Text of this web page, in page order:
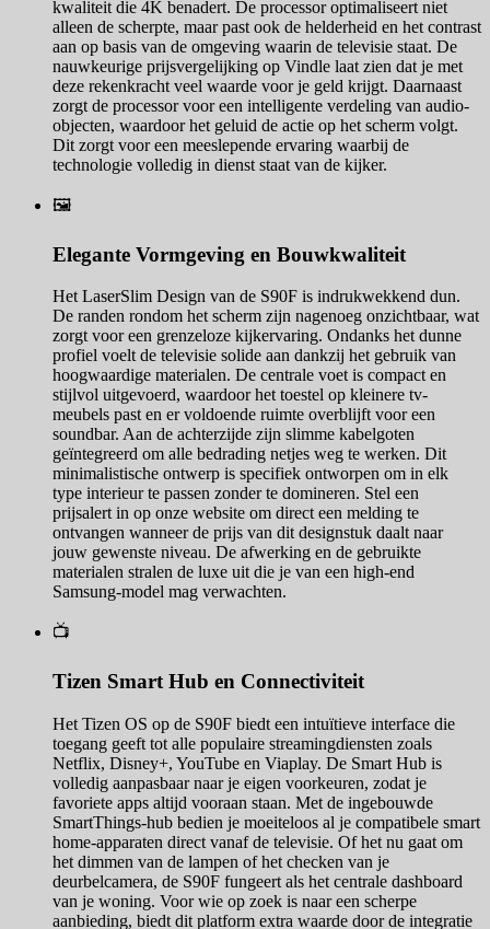
kwaliteit die 4K benadert. De processor optimaliseert niet
alleen de scherpte, maar past ook de helderheid en het contrast
aan op basis van de omgeving waarin de televisie staat. De
nauwkeurige prijsvergelijking op Vindle laat zien dat je met
deze rekenkracht veel waarde voor je geld krijgt. Daarnaast
zorgt de processor voor een intelligente verdeling van audio-
objecten, waardoor het geluid de actie op het scherm volgt.
Dit zorgt voor een meeslepende ervaring waarbij de
technologie volledig in dienst staat van de kijker.
🖼️
Elegante Vormgeving en Bouwkwaliteit
Het LaserSlim Design van de S90F is indrukwekkend dun.
De randen rondom het scherm zijn nagenoeg onzichtbaar, wat
zorgt voor een grenzeloze kijkervaring. Ondanks het dunne
profiel voelt de televisie solide aan dankzij het gebruik van
hoogwaardige materialen. De centrale voet is compact en
stijlvol uitgevoerd, waardoor het toestel op kleinere tv-
meubels past en er voldoende ruimte overblijft voor een
soundbar. Aan de achterzijde zijn slimme kabelgoten
geïntegreerd om alle bedrading netjes weg te werken. Dit
minimalistische ontwerp is specifiek ontworpen om in elk
type interieur te passen zonder te domineren. Stel een
prijsalert in op onze website om direct een melding te
ontvangen wanneer de prijs van dit designstuk daalt naar
jouw gewenste niveau. De afwerking en de gebruikte
materialen stralen de luxe uit die je van een high-end
Samsung-model mag verwachten.
📺
Tizen Smart Hub en Connectiviteit
Het Tizen OS op de S90F biedt een intuïtieve interface die
toegang geeft tot alle populaire streamingdiensten zoals
Netflix, Disney+, YouTube en Viaplay. De Smart Hub is
volledig aanpasbaar naar je eigen voorkeuren, zodat je
favoriete apps altijd vooraan staan. Met de ingebouwde
SmartThings-hub bedien je moeiteloos al je compatibele smart
home-apparaten direct vanaf de televisie. Of het nu gaat om
het dimmen van de lampen of het checken van je
deurbelcamera, de S90F fungeert als het centrale dashboard
van je woning. Voor wie op zoek is naar een scherpe
aanbieding, biedt dit platform extra waarde door de integratie